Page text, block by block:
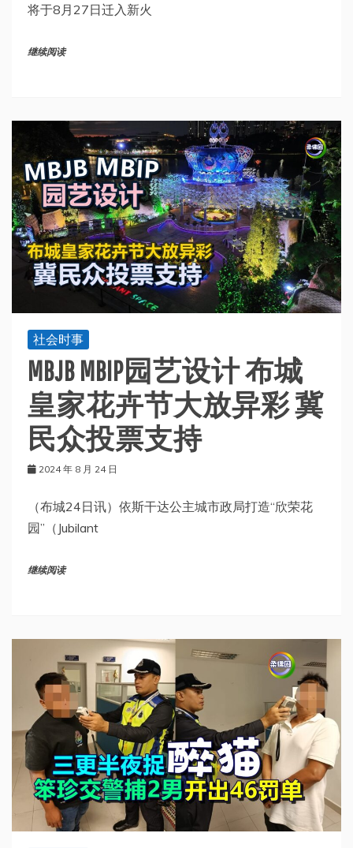
将于8月27日迁入新火
继续阅读
社会时事
MBJB MBIP园艺设计 布城
皇家花卉节大放异彩 冀
民众投票支持
2024 年 8 月 24 日
（布城24日讯）依斯干达公主城市政局打造“欣荣花
园”（Jubilant
继续阅读